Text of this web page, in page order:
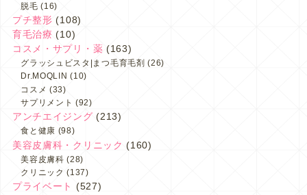
脱毛 (16)
プチ整形 (108)
育毛治療 (10)
コスメ・サプリ・薬 (163)
グラッシュビスタ|まつ毛育毛剤 (26)
Dr.MOQLIN (10)
コスメ (33)
サプリメント (92)
アンチエイジング (213)
食と健康 (98)
美容皮膚科・クリニック (160)
美容皮膚科 (28)
クリニック (137)
プライベート (527)